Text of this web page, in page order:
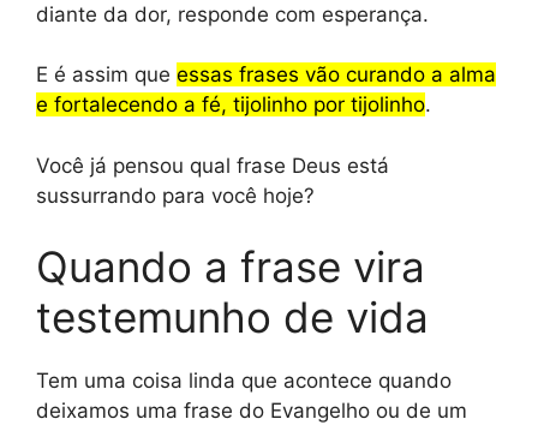
diante da dor, responde com esperança.
E é assim que essas frases vão curando a alma
e fortalecendo a fé, tijolinho por tijolinho.
Você já pensou qual frase Deus está
sussurrando para você hoje?
Quando a frase vira
testemunho de vida
Tem uma coisa linda que acontece quando
deixamos uma frase do Evangelho ou de um